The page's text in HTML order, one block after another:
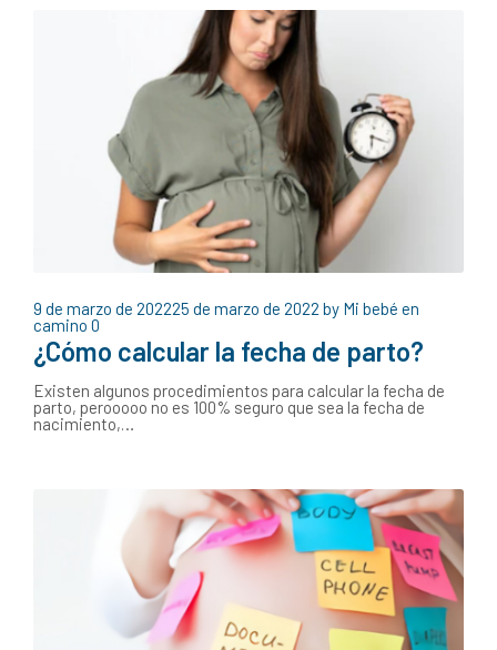
9 de marzo de 202225 de marzo de 2022 by Mi bebé en
camino 0
¿Cómo calcular la fecha de parto?
Existen algunos procedimientos para calcular la fecha de
parto, perooooo no es 100% seguro que sea la fecha de
nacimiento,…